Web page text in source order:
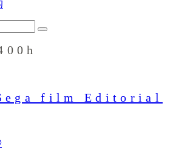
Sega film Editorial